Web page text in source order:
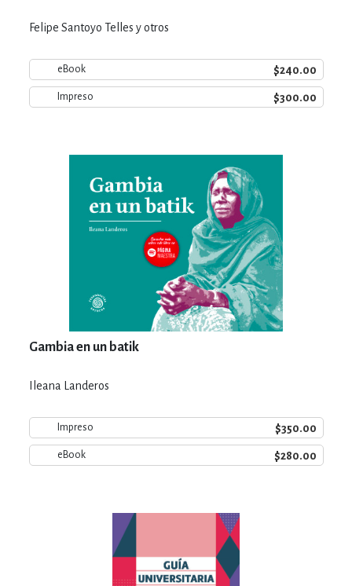
Felipe Santoyo Telles y otros
eBook $240.00
Impreso $300.00
Gambia en un batik
Ileana Landeros
Impreso $350.00
eBook $280.00